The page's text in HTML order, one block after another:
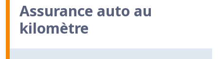
Assurance auto au
kilomètre